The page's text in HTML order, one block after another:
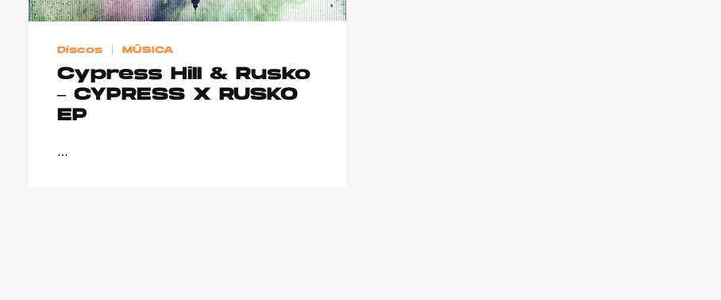
Discos MÚSICA
Cypress Hill & Rusko
– CYPRESS X RUSKO
EP
…